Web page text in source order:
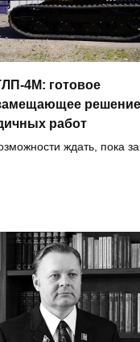
4М: готовое
работ
ждать, пока